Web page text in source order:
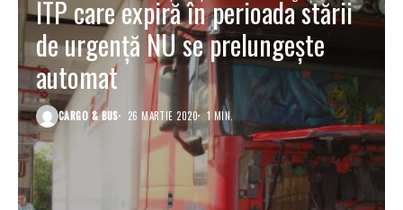
prelungește automat
ITP care expiră în perioada stării
de urgență NU se prelungește
automat
CARGO & BUS 26 MARTIE 2020 1 MIN.